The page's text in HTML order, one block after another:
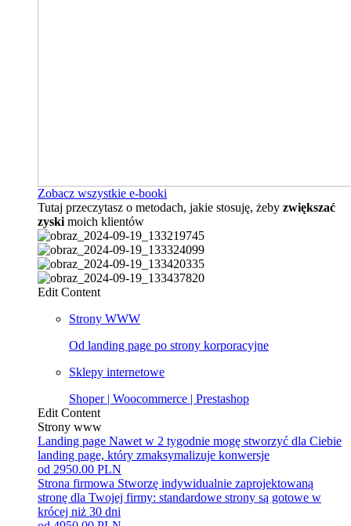
Zobacz wszystkie e-booki
Tutaj przeczytasz o metodach, jakie stosuję, żeby zwiększać
zyski moich klientów
Edit Content
Strony WWW
Od landing page po strony korporacyjne
Sklepy internetowe
Shoper | Woocommerce | Prestashop
Edit Content
Strony www
Landing page Nawet w 2 tygodnie mogę stworzyć dla Ciebie
landing page, który zmaksymalizuje konwersje
od 2950.00 PLN
Strona firmowa Stworzę indywidualnie zaprojektowaną
stronę dla Twojej firmy: standardowe strony są gotowe w
krócej niż 30 dni